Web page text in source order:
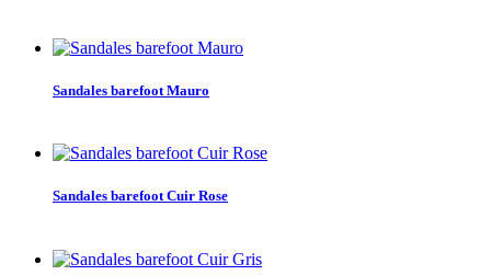
Sandales barefoot Mauro
Sandales barefoot Cuir Rose